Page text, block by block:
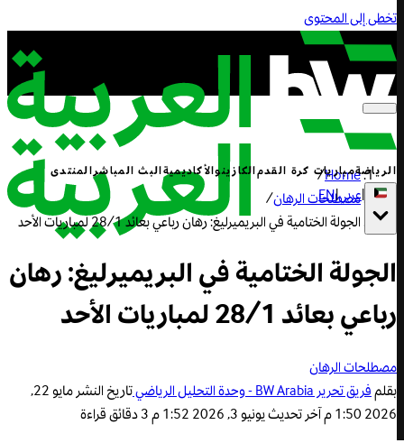
تخطى إلى المحتوى
الرياضةمباريات كرة القدمالكازينوالأكاديميةالبث المباشرالمنتدى
|عربي|
EN
Home
/
مصطلحات الرهان/
الجولة الختامية في البريميرليغ: رهان رباعي بعائد 28/1 لمباريات الأحد
الجولة الختامية في البريميرليغ: رهان
رباعي بعائد 28/1 لمباريات الأحد
مصطلحات الرهان
بقلمفريق تحرير BW Arabia - وحدة التحليل الرياضي تاريخ النشر
مايو 22,
2026 1:50 م
آخر تحديثيونيو 3, 2026 1:52 م 3 دقائق قراءة